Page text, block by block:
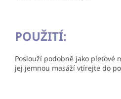
POUŽITÍ:
Poslouží podobně jako pleťové
jej jemnou masáží vtírejte do